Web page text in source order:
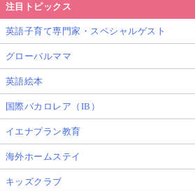
注目トピックス
英語子育て専門家・スペシャルゲスト
グローバルママ
英語絵本
国際バカロレア（IB）
イエナプラン教育
海外ホームステイ
キッズクラブ